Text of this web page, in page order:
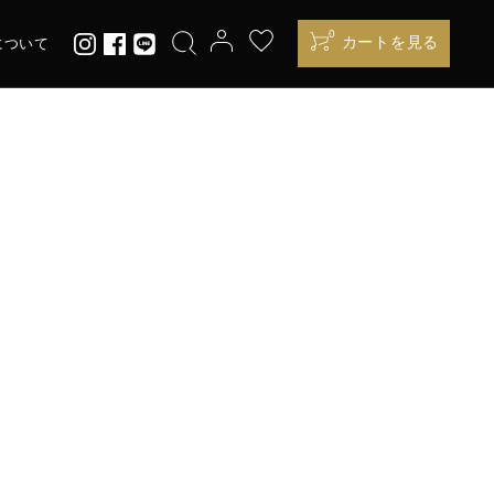
いて
0 カートを見る